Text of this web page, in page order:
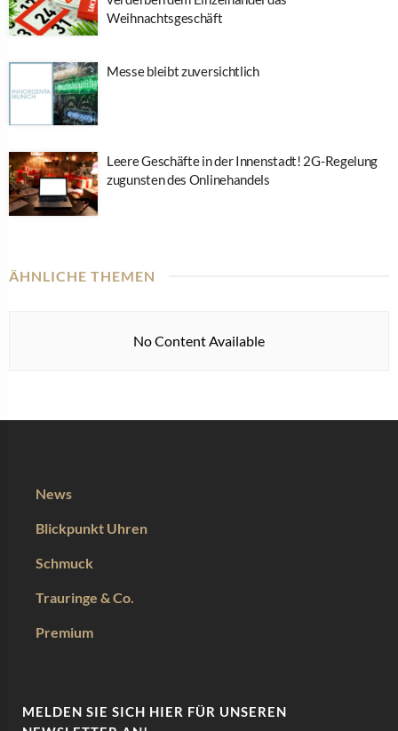
Weihnachtsgeschäft
Messe bleibt zuversichtlich
Leere Geschäfte in der Innenstadt! 2G-Regelung
zugunsten des Onlinehandels
ÄHNLICHE THEMEN
No Content Available
News
Blickpunkt Uhren
Schmuck
Trauringe & Co.
Premium
MELDEN SIE SICH HIER FÜR UNSEREN